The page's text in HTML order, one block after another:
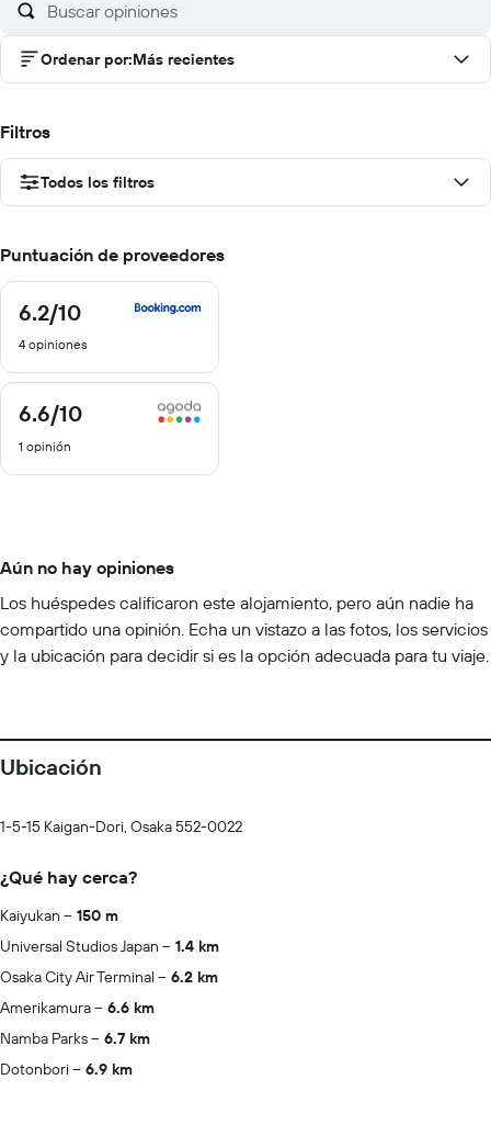
Ordenar por:Más recientes
Filtros
Todos los filtros
Puntuación de proveedores
6.2/10
6.2
10
4 opiniones
6.6/10
6.6
10
1 opinión
Aún no hay opiniones
Los huéspedes calificaron este alojamiento, pero aún nadie ha
compartido una opinión. Echa un vistazo a las fotos, los servicios
y la ubicación para decidir si es la opción adecuada para tu viaje.
Ubicación
1-5-15 Kaigan-Dori, Osaka 552-0022
¿Qué hay cerca?
Kaiyukan
150 m
Universal Studios Japan
1.4 km
Osaka City Air Terminal
6.2 km
Amerikamura
6.6 km
Namba Parks
6.7 km
Dotonbori
6.9 km